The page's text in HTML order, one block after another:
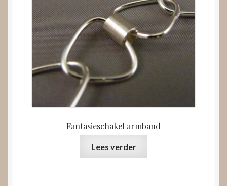
Fantasieschakel armband
Lees verder